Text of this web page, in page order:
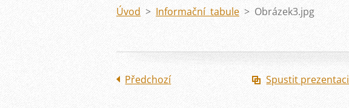
Úvod > Informační tabule > Obrázek3.jpg
Předchozí Spustit prezentaci